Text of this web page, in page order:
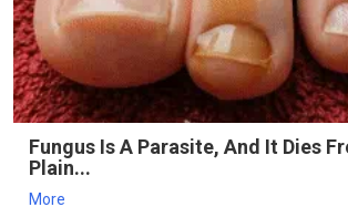
Fungus Is A Parasite, And It Dies
Plain...
More